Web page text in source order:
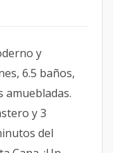
y
6.5 baños,
amuebladas.
y 3
del